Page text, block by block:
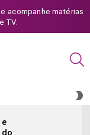
acompanhe matérias
TV.
do